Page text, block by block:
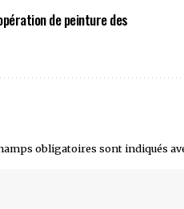
de peinture des
obligatoires sont indiqués